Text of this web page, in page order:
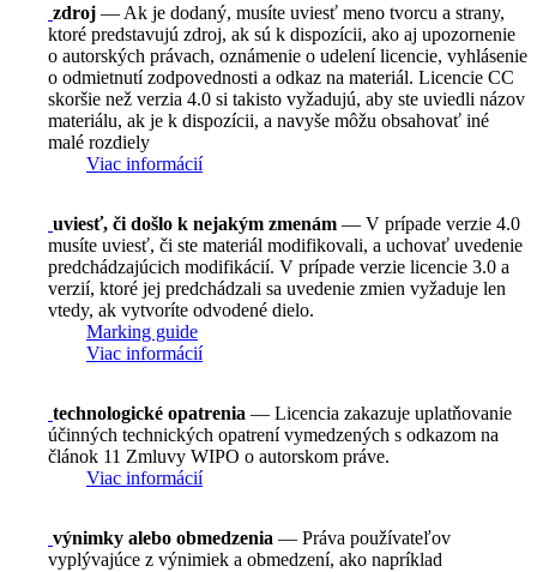
zdroj — Ak je dodaný, musíte uviesť meno tvorcu a strany,
ktoré predstavujú zdroj, ak sú k dispozícii, ako aj upozornenie
o autorských právach, oznámenie o udelení licencie, vyhlásenie
o odmietnutí zodpovednosti a odkaz na materiál. Licencie CC
skoršie než verzia 4.0 si takisto vyžadujú, aby ste uviedli názov
materiálu, ak je k dispozícii, a navyše môžu obsahovať iné
malé rozdiely
Viac informácií
uviesť, či došlo k nejakým zmenám — V prípade verzie 4.0
musíte uviesť, či ste materiál modifikovali, a uchovať uvedenie
predchádzajúcich modifikácií. V prípade verzie licencie 3.0 a
verzií, ktoré jej predchádzali sa uvedenie zmien vyžaduje len
vtedy, ak vytvoríte odvodené dielo.
Marking guide
Viac informácií
technologické opatrenia — Licencia zakazuje uplatňovanie
účinných technických opatrení vymedzených s odkazom na
článok 11 Zmluvy WIPO o autorskom práve.
Viac informácií
výnimky alebo obmedzenia — Práva používateľov
vyplývajúce z výnimiek a obmedzení, ako napríklad